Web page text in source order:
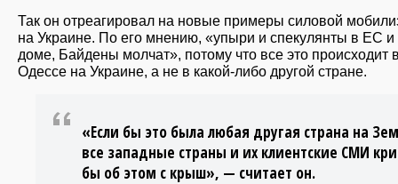
Так он отреагировал на новые примеры силовой
на Украине. По его мнению, «упыри и спекулянты в ЕС
доме, Байдены молчат», потому что все это происходит
Одессе на Украине, а не в какой-либо другой стране.
«Если бы это была любая другая страна на
все западные страны и их клиентские СМИ
бы об этом с крыш», — считает он.